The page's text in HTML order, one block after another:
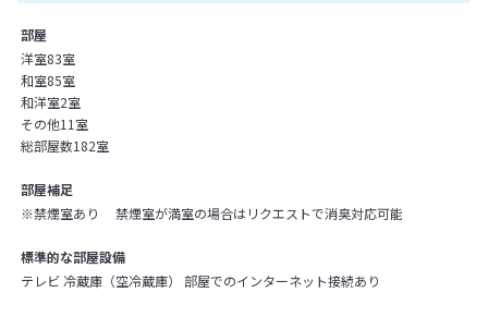
部屋
洋室83室
和室85室
和洋室2室
その他11室
総部屋数182室
部屋補足
※禁煙室あり 禁煙室が満室の場合はリクエストで消臭対応可能
標準的な部屋設備
テレビ 冷蔵庫（空冷蔵庫） 部屋でのインターネット接続あり